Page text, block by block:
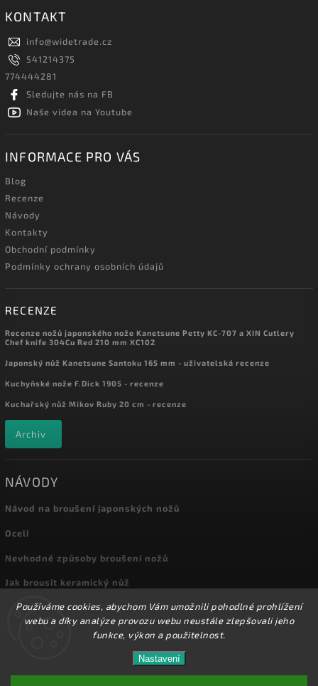
Používáme cookies, abychom Vám umožnili pohodlné prohlížení
webu a díky analýze provozu webu neustále zlepšovali jeho
funkce, výkon a použitelnost.
Nastavení
Přes 8000 nožů a dalšího příslušenství máme skladem
na prodejně! Doprava od 72,-Kč!
KONTAKT
info@widetrade.cz
541214375
774444281
Sledujte nás na FB
Naše videa na Youtube
INFORMACE PRO VÁS
Blog
Recenze
Návody
Kontakty
Obchodní podmínky
Podmínky ochrany osobních údajů
RECENZE
Recenze nožů japonského nože Kanetsune Petty KC-707 a XIN Cutlery
Chef knife 304Cu Red 210 mm XC102
Japonský nůž Kanetsune Santoku 165 mm - uživatelská recenze
Kuchyňské nože F.Dick 1905 - recenze
Kuchařský nůž Mikov Ruby 20 cm - recenze
Archiv
NÁVODY
Návod na broušení japonských nožů
Oceli
Nevhodné způsoby broušení nožů
Jak brousit keramický nůž
Archiv
Kuchyňské nože. Všechna práva vyhrazena.